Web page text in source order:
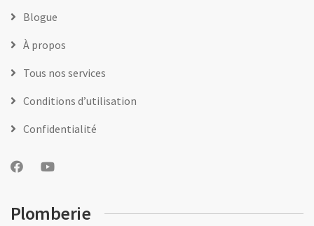
Blogue
À propos
Tous nos services
Conditions d’utilisation
Confidentialité
Plomberie